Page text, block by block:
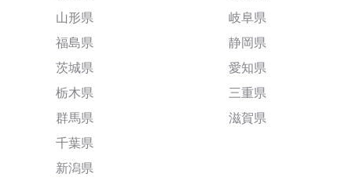
山形県
福島県
茨城県
栃木県
群馬県
千葉県
新潟県
岐阜県
静岡県
愛知県
三重県
滋賀県